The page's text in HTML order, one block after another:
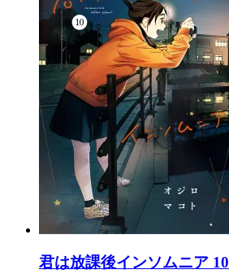
君は放課後インソムニア 10